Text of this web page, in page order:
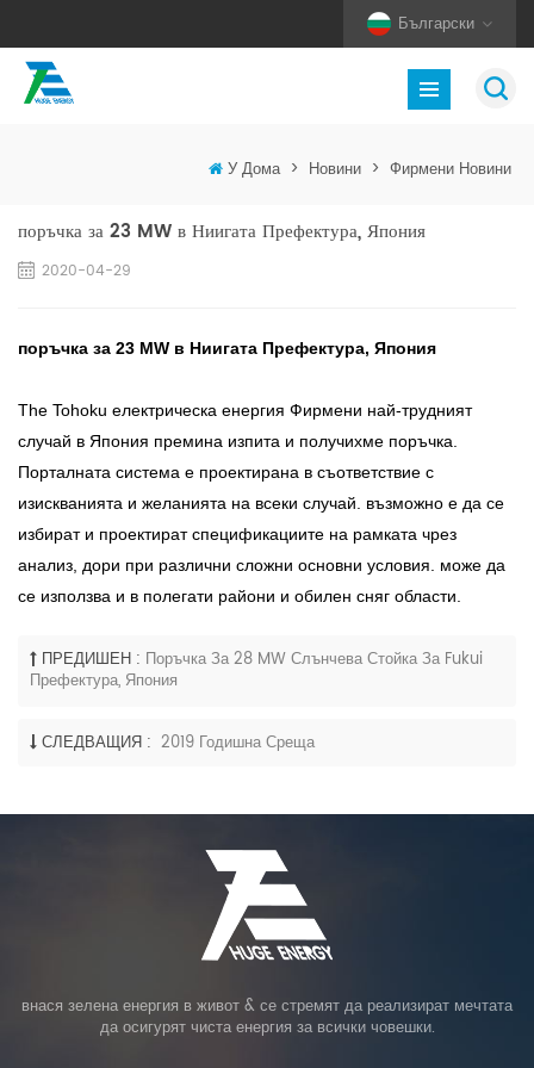
Български
У Дома > Новини > Фирмени Новини
поръчка за 23 MW в Ниигата Префектура, Япония
2020-04-29
поръчка за 23 MW в Ниигата Префектура, Япония
The Tohoku електрическа енергия Фирмени най-трудният
случай в Япония премина изпита и получихме поръчка.
Порталната система е проектирана в съответствие с
изискванията и желанията на всеки случай. възможно е да се
избират и проектират спецификациите на рамката чрез
анализ, дори при различни сложни основни условия. може да
се използва и в полегати райони и обилен сняг области.
ПРЕДИШЕН : Поръчка За 28 MW Слънчева Стойка За Fukui
Префектура, Япония
СЛЕДВАЩИЯ : 2019 Годишна Среща
внася зелена енергия в живот & се стремят да реализират мечтата
да осигурят чиста енергия за всички човешки.